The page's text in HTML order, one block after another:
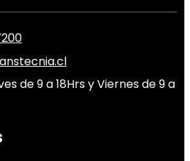
de 9 a 18Hrs y Viernes de 9 a